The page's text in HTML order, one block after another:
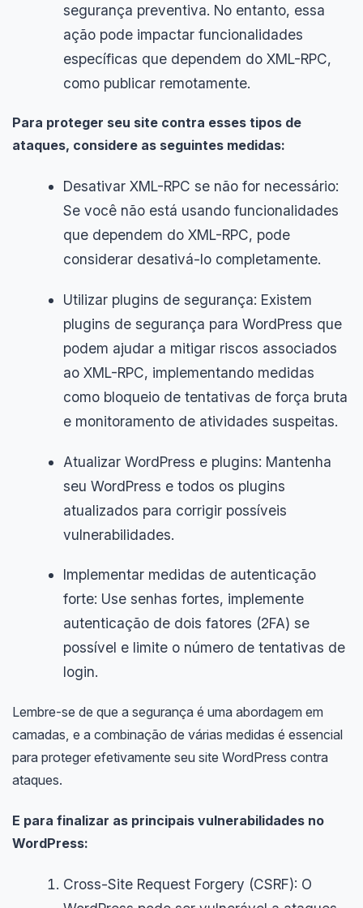
segurança preventiva. No entanto, essa
ação pode impactar funcionalidades
específicas que dependem do XML-RPC,
como publicar remotamente.
Para proteger seu site contra esses tipos de
ataques, considere as seguintes medidas:
Desativar XML-RPC se não for necessário:
Se você não está usando funcionalidades
que dependem do XML-RPC, pode
considerar desativá-lo completamente.
Utilizar plugins de segurança: Existem
plugins de segurança para WordPress que
podem ajudar a mitigar riscos associados
ao XML-RPC, implementando medidas
como bloqueio de tentativas de força bruta
e monitoramento de atividades suspeitas.
Atualizar WordPress e plugins: Mantenha
seu WordPress e todos os plugins
atualizados para corrigir possíveis
vulnerabilidades.
Implementar medidas de autenticação
forte: Use senhas fortes, implemente
autenticação de dois fatores (2FA) se
possível e limite o número de tentativas de
login.
Lembre-se de que a segurança é uma abordagem em
camadas, e a combinação de várias medidas é essencial
para proteger efetivamente seu site WordPress contra
ataques.
E para finalizar as principais vulnerabilidades no
WordPress:
Cross-Site Request Forgery (CSRF): O